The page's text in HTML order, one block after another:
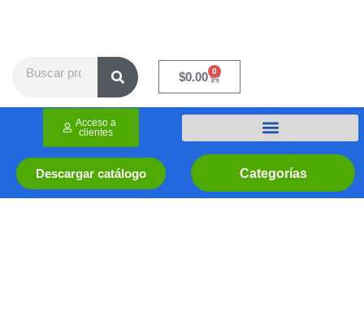
$0.00 0
Cart
Categorías
Descargar catálogo
Acceso a
clientes